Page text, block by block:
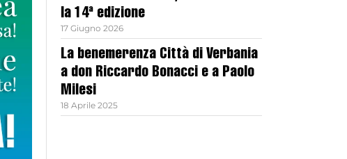
la 14ª edizione
17 Giugno 2026
La benemerenza Città di Verbania
a don Riccardo Bonacci e a Paolo
Milesi
18 Aprile 2025